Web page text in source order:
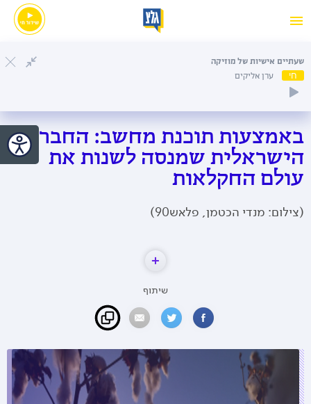
שעתיים אישיות של מוזיקה
חי ערן אליקים
באמצעות תוכנת מחשב: החברה
הישראלית שמנסה לשנות את
עולם החקלאות
(צילום: מנדי הכטמן, פלאש90)
שיתוף